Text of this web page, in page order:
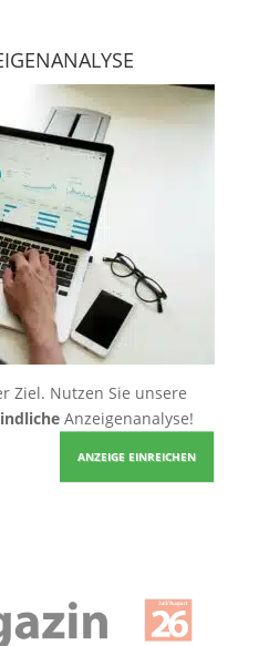
Ziel. Nutzen Sie unsere
Anzeigenanalyse!
ANZEIGE EINREICHEN